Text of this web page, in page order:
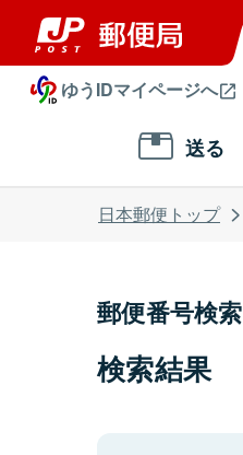
ゆうIDマイページへ
送る
日本郵便トップ
郵便番号検索
検索結果